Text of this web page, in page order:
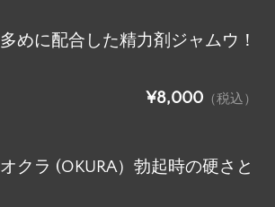
多めに配合した精力剤ジャムウ！
¥8,000 （税込）
オクラ (OKURA）勃起時の硬さと